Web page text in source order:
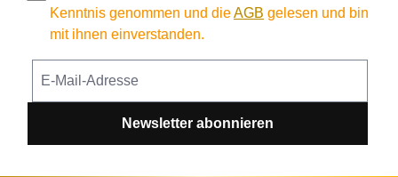
Kenntnis genommen und dieAGB gelesen und bin
mit ihnen einverstanden.
Newsletter abonnieren